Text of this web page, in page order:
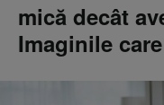
mică decât
Imaginile